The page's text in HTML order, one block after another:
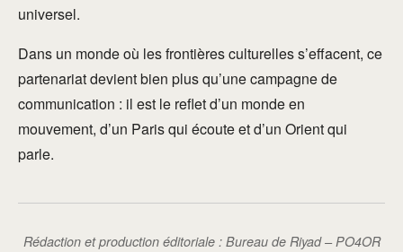
universel.
Dans un monde où les frontières culturelles s’effacent, ce
partenariat devient bien plus qu’une campagne de
communication : il est le reflet d’un monde en
mouvement, d’un Paris qui écoute et d’un Orient qui
parle.
Rédaction et production éditoriale : Bureau de Riyad – PO4OR